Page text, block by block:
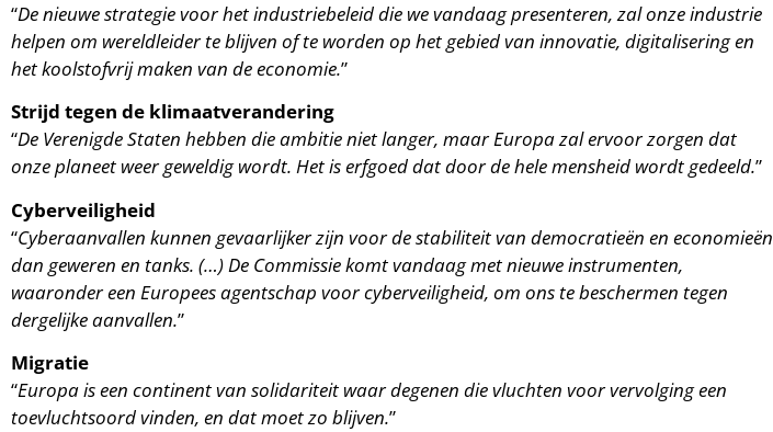
“De nieuwe strategie voor het industriebeleid die we vandaag presenteren, zal onze industrie
helpen om wereldleider te blijven of te worden op het gebied van innovatie, digitalisering en
het koolstofvrij maken van de economie.”
Strijd tegen de klimaatverandering
“De Verenigde Staten hebben die ambitie niet langer, maar Europa zal ervoor zorgen dat
onze planeet weer geweldig wordt. Het is erfgoed dat door de hele mensheid wordt gedeeld.”
Cyberveiligheid
“Cyberaanvallen kunnen gevaarlijker zijn voor de stabiliteit van democratieën en economieën
dan geweren en tanks. (…) De Commissie komt vandaag met nieuwe instrumenten,
waaronder een Europees agentschap voor cyberveiligheid, om ons te beschermen tegen
dergelijke aanvallen.”
Migratie
“Europa is een continent van solidariteit waar degenen die vluchten voor vervolging een
toevluchtsoord vinden, en dat moet zo blijven.”